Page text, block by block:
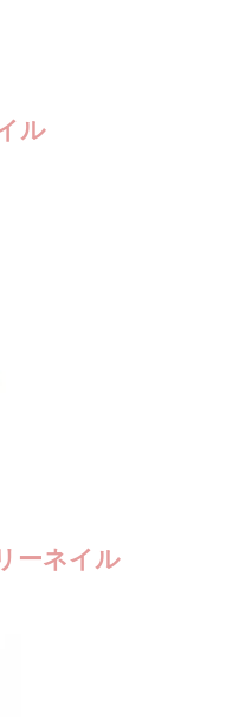
ル
ーネイル